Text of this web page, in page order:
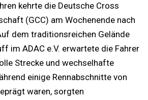
kehrte die Deutsche Cross
(GCC) am Wochenende nach
dem traditionsreichen Gelände
im ADAC e.V. erwartete die Fahrer
Strecke und wechselhafte
einige Rennabschnitte von
waren, sorgten